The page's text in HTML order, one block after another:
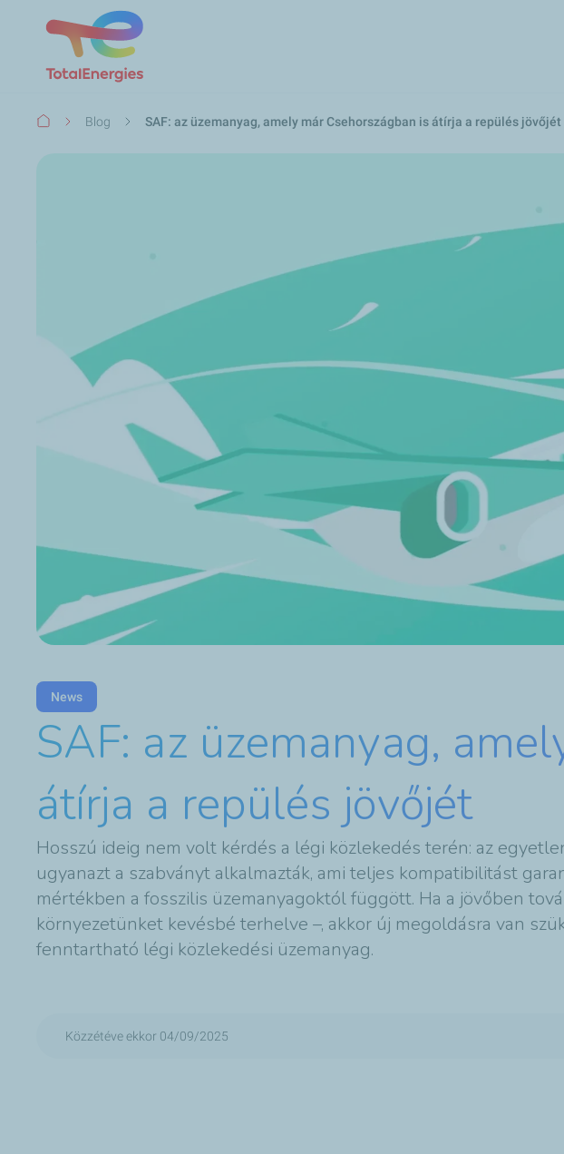
Morzsa Blog SAF: az üzemanyag, amely már Csehországban is átírja a repülés jövőjét
News
SAF: az üzemanyag,
átírja a repülés jövőjét
Hosszú ideig nem volt kérdés a légi közlekedés terén: az
ugyanazt a szabványt alkalmazták, ami teljes kompatibilitást
mértékben a fosszilis üzemanyagoktól függött. Ha a jövőben
környezetünket kevésbé terhelve –, akkor új megoldásra van
fenntartható légi közlekedési üzemanyag.
Közzétéve ekkor 04/09/2025